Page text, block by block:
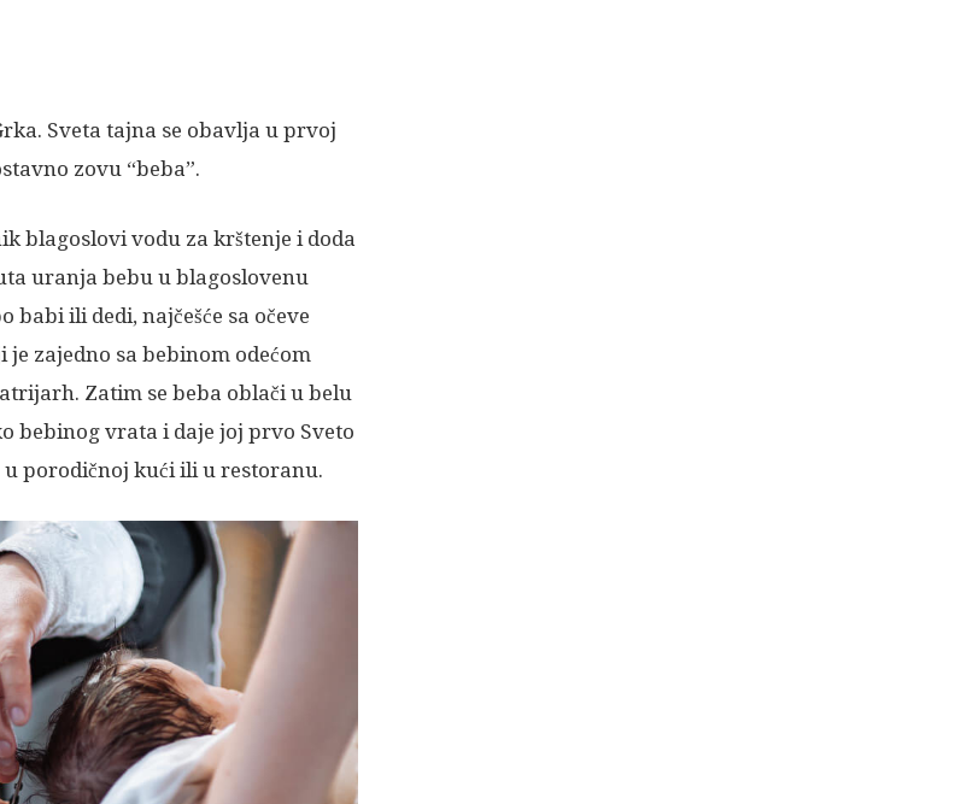
Sveta tajna se obavlja u prvoj
zovu “beba”.
blagoslovi vodu za krštenje i doda
uranja bebu u blagoslovenu
ili dedi, najčešće sa očeve
zajedno sa bebinom odećom
Zatim se beba oblači u belu
bebinog vrata i daje joj prvo Sveto
u porodičnoj kući ili u restoranu.